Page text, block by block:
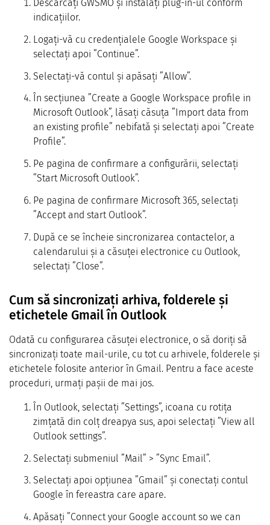
Descărcați GWSMO și instalați plug-in-ul conform
indicațiilor.
Logați-vă cu credențialele Google Workspace și
selectați apoi ”Continue”.
Selectați-vă contul și apăsați ”Allow”.
În secțiunea ”Create a Google Workspace profile in
Microsoft Outlook”, lăsați căsuța ”Import data from
an existing profile” nebifată și selectați apoi ”Create
Profile”.
Pe pagina de confirmare a configurării, selectați
”Start Microsoft Outlook”.
Pe pagina de confirmare Microsoft 365, selectați
”Accept and start Outlook”.
După ce se încheie sincronizarea contactelor, a
calendarului și a căsuței electronice cu Outlook,
selectați ”Close”.
Cum să sincronizați arhiva, folderele și
etichetele Gmail în Outlook
Odată cu configurarea căsuței electronice, o să doriți să
sincronizați toate mail-urile, cu tot cu arhivele, folderele și
etichetele folosite anterior în Gmail. Pentru a face aceste
proceduri, urmați pașii de mai jos.
În Outlook, selectați ”Settings”, icoana cu rotița
zimțată din colț dreapya sus, apoi selectați ”View all
Outlook settings”.
Selectați submeniul ”Mail” > ”Sync Email”.
Selectați apoi opțiunea ”Gmail” și conectați contul
Google în fereastra care apare.
Apăsați ”Connect your Google account so we can